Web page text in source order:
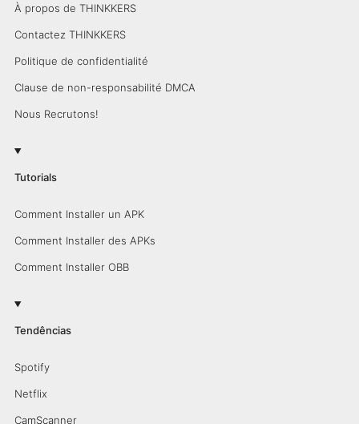
À propos de THINKKERS
Contactez THINKKERS
Politique de confidentialité
Clause de non-responsabilité DMCA
Nous Recrutons!
Tutorials
Comment Installer un APK
Comment Installer des APKs
Comment Installer OBB
Tendências
Spotify
Netflix
CamScanner